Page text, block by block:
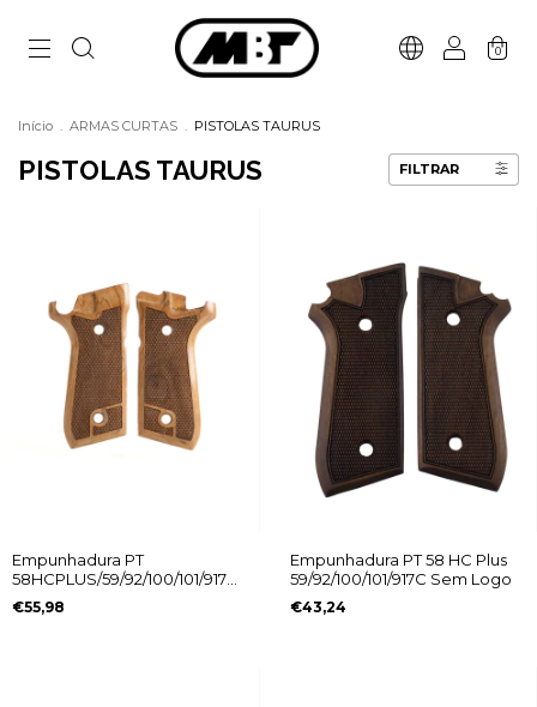
0
Início . ARMAS CURTAS . PISTOLAS TAURUS
PISTOLAS TAURUS FILTRAR
Empunhadura PT
58HCPLUS/59/92/100/101/917C
Vanguard
€55,98
Empunhadura PT 58 HC Plus
59/92/100/101/917C Sem Logo
€43,24